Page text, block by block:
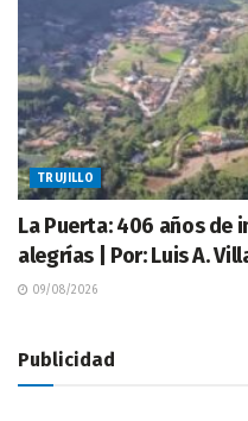
TRUJILLO
La Puerta: 406 años de
alegrías | Por: Luis A.
09/08/2026
Publicidad